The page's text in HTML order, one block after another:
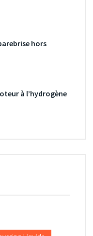
hors
à l’hydrogène